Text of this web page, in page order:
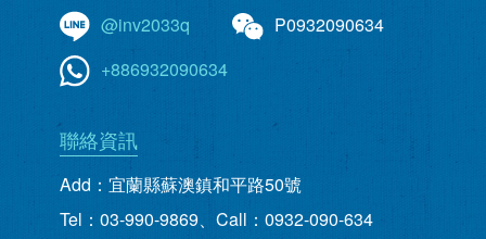
@inv2033q
P0932090634
+886932090634
聯絡資訊
Add：宜蘭縣蘇澳鎮和平路50號
Tel：03-990-9869、Call：0932-090-634